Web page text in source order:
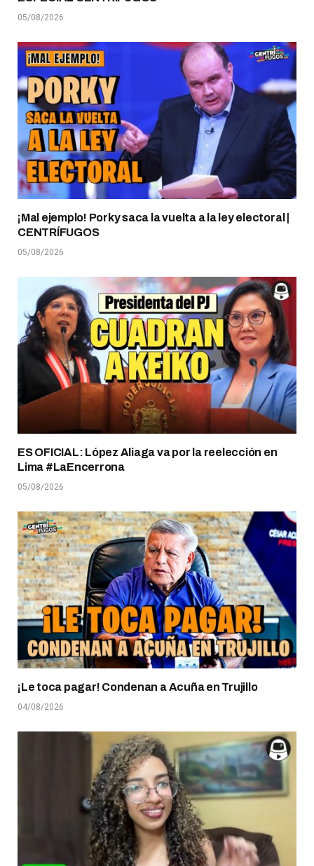
05/08/2026
¡Mal ejemplo! Porky saca la vuelta a la ley electoral |
CENTRÍFUGOS
05/08/2026
ES OFICIAL: López Aliaga va por la reelección en
Lima #LaEncerrona
05/08/2026
¡Le toca pagar! Condenan a Acuña en Trujillo
04/08/2026